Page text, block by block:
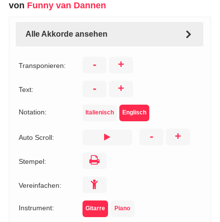
von Funny van Dannen
Alle Akkorde ansehen
Transponieren: - +
Text: - +
Notation: Italienisch Englisch
Auto Scroll: - +
Stempel:
Vereinfachen:
Instrument: Gitarre Piano